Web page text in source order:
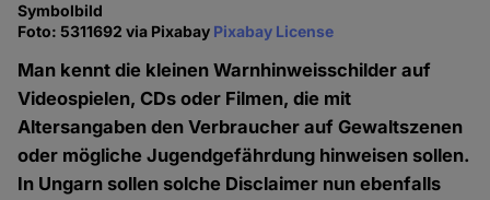
Symbolbild
Foto: 5311692 via Pixabay Pixabay License
Man kennt die kleinen Warnhinweisschilder auf
Videospielen, CDs oder Filmen, die mit
Altersangaben den Verbraucher auf Gewaltszenen
oder mögliche Jugendgefährdung hinweisen sollen.
In Ungarn sollen solche Disclaimer nun ebenfalls